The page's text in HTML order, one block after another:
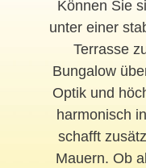
Können Sie
unter einer
Terrasse
Bungalow
Optik und
harmonisch
schafft
Mauern. Ob